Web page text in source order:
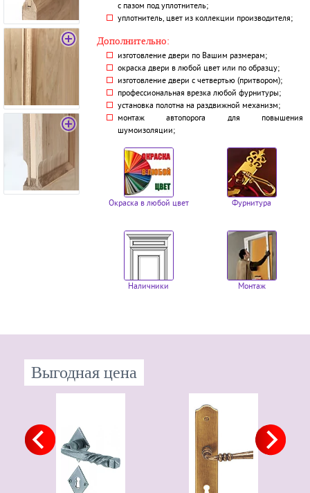
с пазом под уплотнитель;
уплотнитель, цвет из коллекции производителя;
Дополнительно:
изготовление двери по Вашим размерам;
окраска двери в любой цвет или по образцу;
изготовление двери с четвертью (притвором);
профессиональная врезка любой фурнитуры;
установка полотна на раздвижной механизм;
монтаж автопорога для повышения
шумоизоляции;
Окраска в любой цвет Фурнитура
Наличники Монтаж
Выгодная цена